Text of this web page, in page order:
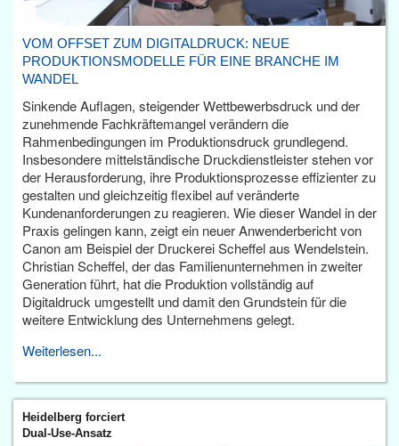
VOM OFFSET ZUM DIGITALDRUCK: NEUE
PRODUKTIONSMODELLE FÜR EINE BRANCHE IM
WANDEL
Sinkende Auflagen, steigender Wettbewerbsdruck und der
zunehmende Fachkräftemangel verändern die
Rahmenbedingungen im Produktionsdruck grundlegend.
Insbesondere mittelständische Druckdienstleister stehen vor
der Herausforderung, ihre Produktionsprozesse effizienter zu
gestalten und gleichzeitig flexibel auf veränderte
Kundenanforderungen zu reagieren. Wie dieser Wandel in der
Praxis gelingen kann, zeigt ein neuer Anwenderbericht von
Canon am Beispiel der Druckerei Scheffel aus Wendelstein.
Christian Scheffel, der das Familienunternehmen in zweiter
Generation führt, hat die Produktion vollständig auf
Digitaldruck umgestellt und damit den Grundstein für die
weitere Entwicklung des Unternehmens gelegt.
Weiterlesen...
Heidelberg forciert
Dual-Use-Ansatz